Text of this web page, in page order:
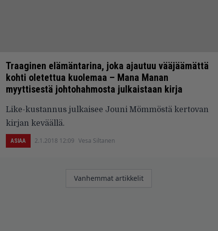
Traaginen elämäntarina, joka ajautuu vääjäämättä
kohti oletettua kuolemaa – Mana Manan
myyttisestä johtohahmosta julkaistaan kirja
Like-kustannus julkaisee Jouni Mömmöstä kertovan
kirjan keväällä.
ASIAA 2.1.2018 12:09 Vesa Siltanen
Artikkelien
Vanhemmat artikkelit